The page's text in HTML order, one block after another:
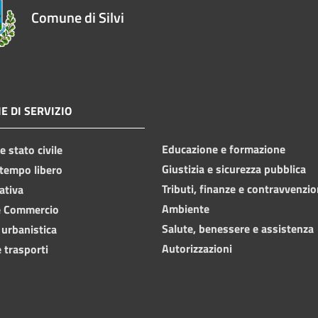
Comune di Silvi
DI SERVIZIO
stato civile
libero
trasporti
Educazione e formazione
Giustizia e sicurezza pubblica
Tributi, finanze e
Ambiente
Salute, benessere e assistenza
Autorizzazioni